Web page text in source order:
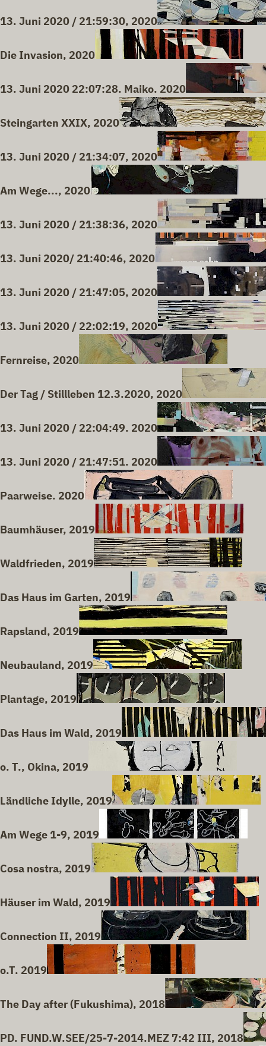
13. Juni 2020 / 21:59:30, 2020
Die Invasion, 2020
13. Juni 2020 22:07:28. Maiko. 2020
Steingarten XXIX, 2020
13. Juni 2020 / 21:34:07, 2020
Am Wege..., 2020
13. Juni 2020 / 21:38:36, 2020
13. Juni 2020/ 21:40:46, 2020
13. Juni 2020 / 21:47:05, 2020
13. Juni 2020 / 22:02:19, 2020
Fernreise, 2020
Der Tag / Stillleben 12.3.2020, 2020
13. Juni 2020 / 22:04:49. 2020
13. Juni 2020 / 21:47:51. 2020
Paarweise. 2020
Baumhäuser, 2019
Waldfrieden, 2019
Das Haus im Garten, 2019
Rapsland, 2019
Neubauland, 2019
Plantage, 2019
Das Haus im Wald, 2019
o. T., Okina, 2019
Ländliche Idylle, 2019
Am Wege 1-9, 2019
Cosa nostra, 2019
Häuser im Wald, 2019
Connection II, 2019
o.T. 2019
The Day after (Fukushima), 2018
PD. FUND.W.SEE/25-7-2014.MEZ 7:42 III, 2018